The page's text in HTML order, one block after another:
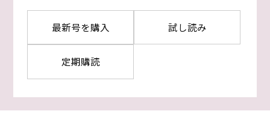
最新号を購入 試し読み
定期購読